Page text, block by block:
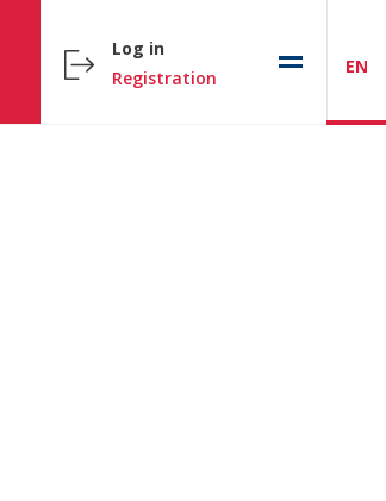
Log in
Registration
EN